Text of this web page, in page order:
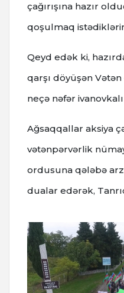
çağırışına hazır
qoşulmaq
Qeyd edək ki,
qarşı döyüşən
neçə nəfər
Ağsaqqallar aksiya
vətənpərvərlik
ordusuna qələbə
dualar edərək,